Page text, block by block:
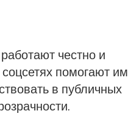
честно и
помогают им
в публичных